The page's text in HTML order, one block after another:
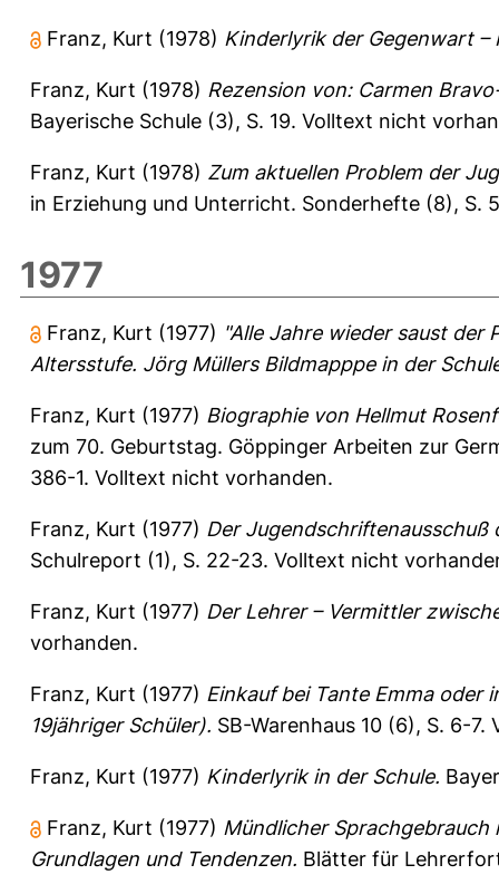
Franz, Kurt (1978) Kinderlyrik der Gegenwart –
Franz, Kurt (1978) Rezension von: Carmen
Bayerische Schule (3), S. 19. Volltext nicht
Franz, Kurt (1978) Zum aktuellen Problem der
in Erziehung und Unterricht. Sonderhefte (8), S.
1977
Franz, Kurt (1977) "Alle Jahre wieder saust der
Altersstufe. Jörg Müllers Bildmapppe in der
Franz, Kurt (1977) Biographie von Hellmut
zum 70. Geburtstag. Göppinger Arbeiten zur
386-1. Volltext nicht vorhanden.
Franz, Kurt (1977) Der Jugendschriftenausschuß
Schulreport (1), S. 22-23. Volltext nicht
Franz, Kurt (1977) Der Lehrer – Vermittler
vorhanden.
Franz, Kurt (1977) Einkauf bei Tante Emma oder
19jähriger Schüler). SB-Warenhaus 10 (6), S. 6-7.
Franz, Kurt (1977) Kinderlyrik in der Schule.
Franz, Kurt (1977) Mündlicher
Grundlagen und Tendenzen. Blätter für